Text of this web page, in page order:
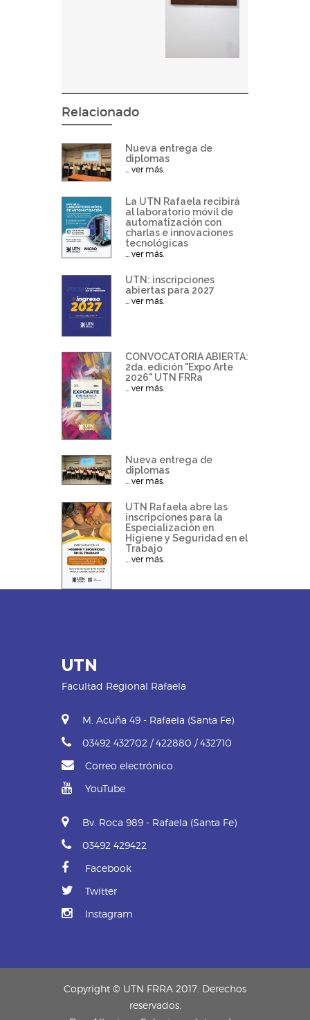
Relacionado
Nueva entrega de
diplomas
... ver más.
La UTN Rafaela recibirá
al laboratorio móvil de
automatización con
charlas e innovaciones
tecnológicas
... ver más.
UTN: inscripciones
abiertas para 2027
... ver más.
CONVOCATORIA ABIERTA:
2da. edición "Expo Arte
2026" UTN FRRa
... ver más.
Nueva entrega de
diplomas
... ver más.
UTN Rafaela abre las
inscripciones para la
Especialización en
Higiene y Seguridad en el
Trabajo
... ver más.
UTN
Facultad Regional Rafaela
M. Acuña 49 - Rafaela (Santa Fe)
03492 432702 / 422880 / 432710
Correo electrónico
YouTube
Bv. Roca 989 - Rafaela (Santa Fe)
03492 429422
Facebook
Twitter
Instagram
Copyright © UTN FRRA 2017. Derechos
reservados.